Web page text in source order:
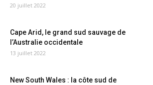
20 juillet 2022
Cape Arid, le grand sud sauvage de
l’Australie occidentale
13 juillet 2022
New South Wales : la côte sud de